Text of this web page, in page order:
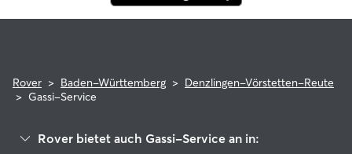
Rover > Baden-Württemberg > Denzlingen-Vörstetten-Reute
> Gassi-Service
Rover bietet auch Gassi-Service an in: